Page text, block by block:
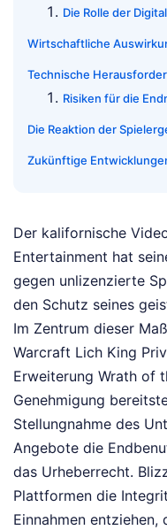
Die Rolle der
Wirtschaftliche
Technische
Risiken für die
Die Reaktion der
Zukünftige
Der kalifornische
Entertainment hat
gegen unlizenzierte
den Schutz seines
Im Zentrum dieser
Warcraft Lich King
Erweiterung Wrath of
Genehmigung
Stellungnahme des
Angebote die
das Urheberrecht.
Plattformen die
Einnahmen